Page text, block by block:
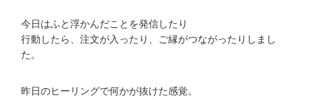
今日はふと浮かんだことを発信したり
行動したら、注文が入ったり、ご縁がつながったりしまし
た。
昨日のヒーリングで何かが抜けた感覚。